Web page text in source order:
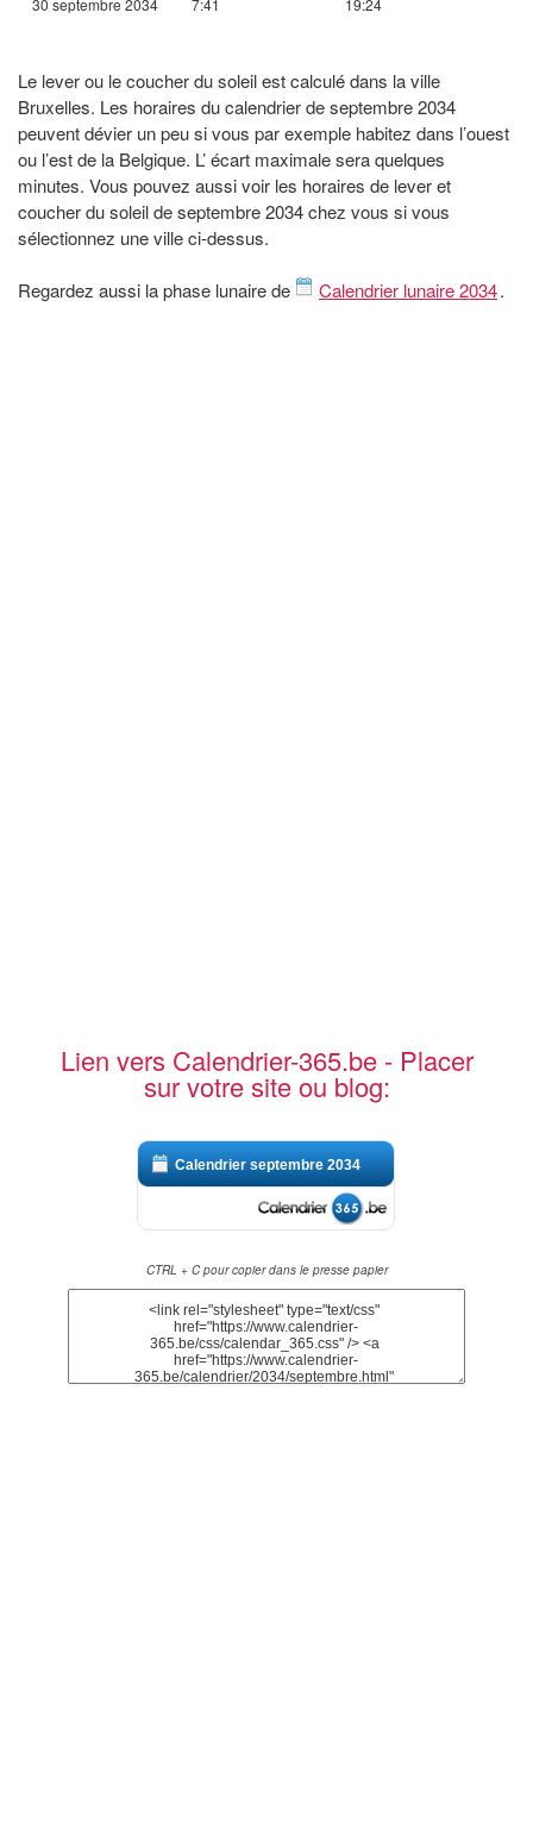
30 septembre 2034
7:41 19:24
Le lever ou le coucher du soleil est calculé dans la ville
Bruxelles. Les horaires du calendrier de septembre 2034
peuvent dévier un peu si vous par exemple habitez dans l’ouest
ou l’est de la Belgique. L’ écart maximale sera quelques
minutes. Vous pouvez aussi voir les horaires de lever et
coucher du soleil de septembre 2034 chez vous si vous
sélectionnez une ville ci-dessus.
Regardez aussi la phase lunaire de Calendrier lunaire 2034.
Lien vers Calendrier-365.be - Placer
sur votre site ou blog:
Calendrier septembre 2034
CTRL + C pour copier dans le presse papier